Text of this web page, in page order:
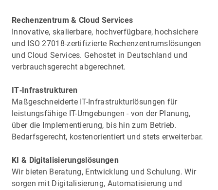
Rechenzentrum & Cloud Services
Innovative, skalierbare, hochverfügbare, hochsichere
und ISO 27018-zertifizierte Rechenzentrumslösungen
und Cloud Services. Gehostet in Deutschland und
verbrauchsgerecht abgerechnet.
IT‑Infrastrukturen
Maßgeschneiderte IT-Infrastrukturlösungen für
leistungsfähige IT-Umgebungen - von der Planung,
über die Implementierung, bis hin zum Betrieb.
Bedarfsgerecht, kostenorientiert und stets erweiterbar.
KI & Digitalisierungslösungen
Wir bieten Beratung, Entwicklung und Schulung. Wir
sorgen mit Digitalisierung, Automatisierung und